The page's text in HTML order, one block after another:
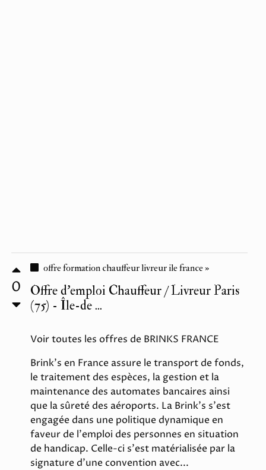
0
offre formation chauffeur livreur ile france »
Offre d'emploi Chauffeur / Livreur Paris
(75) - Île-de ...
Voir toutes les offres de BRINKS FRANCE
Brink's en France assure le transport de fonds,
le traitement des espèces, la gestion et la
maintenance des automates bancaires ainsi
que la sûreté des aéroports. La Brink's s'est
engagée dans une politique dynamique en
faveur de l'emploi des personnes en situation
de handicap. Celle-ci s'est matérialisée par la
signature d'une convention avec...